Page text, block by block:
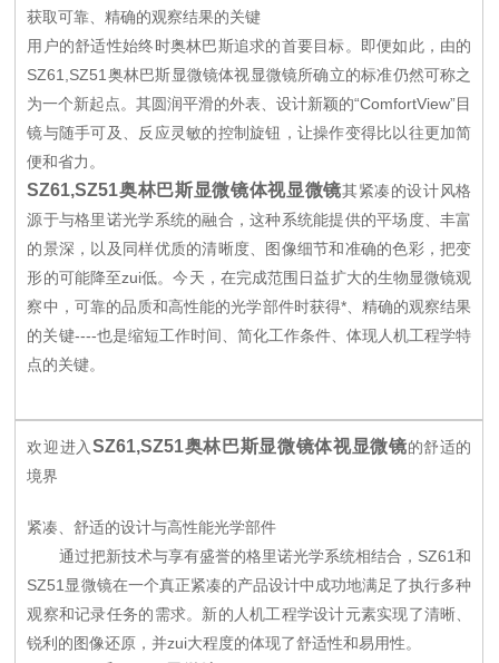
获取可靠、精确的观察结果的关键
用户的舒适性始终时奥林巴斯追求的首要目标。即便如此，由的
SZ61,SZ51奥林巴斯显微镜体视显微镜所确立的标准仍然可称之
为一个新起点。其圆润平滑的外表、设计新颖的“ComfortView”目
镜与随手可及、反应灵敏的控制旋钮，让操作变得比以往更加简
便和省力。
SZ61,SZ51奥林巴斯显微镜体视显微镜其紧凑的设计风格
源于与格里诺光学系统的融合，这种系统能提供的平场度、丰富
的景深，以及同样优质的清晰度、图像细节和准确的色彩，把变
形的可能降至zui低。今天，在完成范围日益扩大的生物显微镜观
察中，可靠的品质和高性能的光学部件时获得*、精确的观察结果
的关键----也是缩短工作时间、简化工作条件、体现人机工程学特
点的关键。
欢迎进入SZ61,SZ51奥林巴斯显微镜体视显微镜的舒适的
境界
紧凑、舒适的设计与高性能光学部件
通过把新技术与享有盛誉的格里诺光学系统相结合，SZ61和
SZ51显微镜在一个真正紧凑的产品设计中成功地满足了执行多种
观察和记录任务的需求。新的人机工程学设计元素实现了清晰、
锐利的图像还原，并zui大程度的体现了舒适性和易用性。